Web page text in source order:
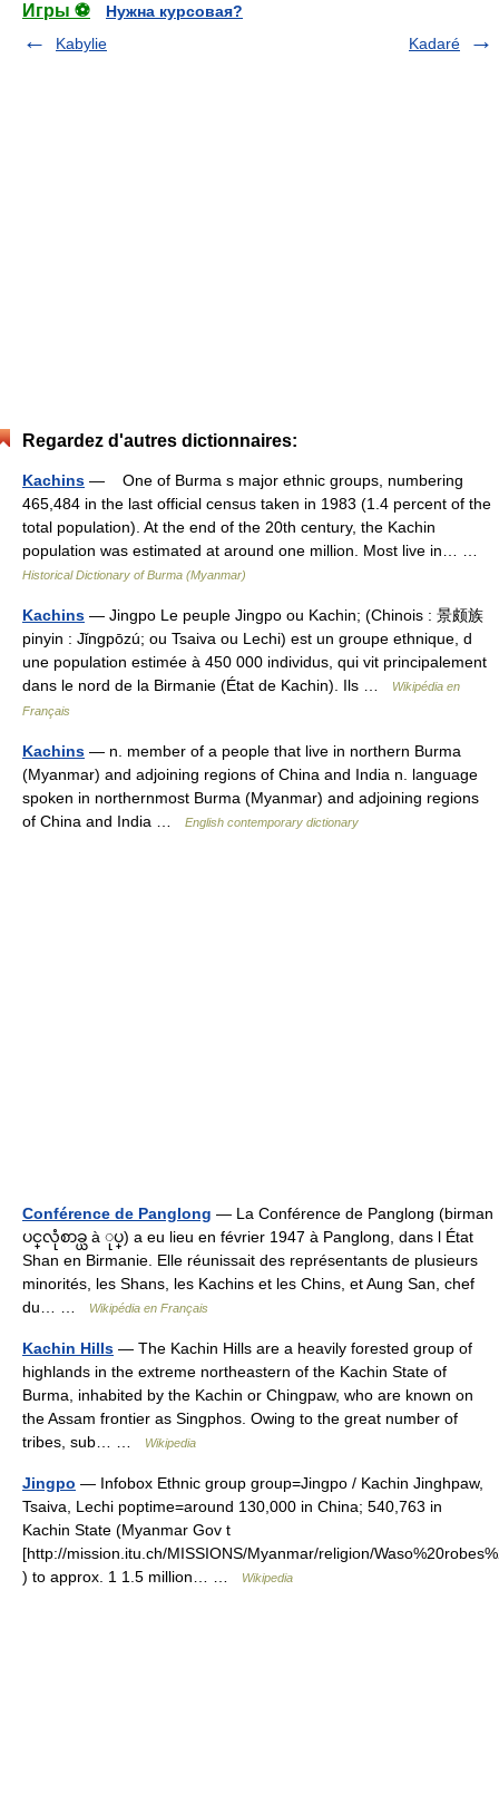
Игры ⚽
Нужна курсовая?
Kabylie
Kadaré
Regardez d'autres dictionnaires:
Kachins — One of Burma s major ethnic groups, numbering
465,484 in the last official census taken in 1983 (1.4 percent of the
total population). At the end of the 20th century, the Kachin
population was estimated at around one million. Most live in… …
Historical Dictionary of Burma (Myanmar)
Kachins — Jingpo Le peuple Jingpo ou Kachin; (Chinois : 景颇族
pinyin : Jǐngpōzú; ou Tsaiva ou Lechi) est un groupe ethnique, d
une population estimée à 450 000 individus, qui vit principalement
dans le nord de la Birmanie (État de Kachin). Ils …
Wikipédia en
Français
Kachins — n. member of a people that live in northern Burma
(Myanmar) and adjoining regions of China and India n. language
spoken in northernmost Burma (Myanmar) and adjoining regions
of China and India …
English contemporary dictionary
Conférence de Panglong — La Conférence de Panglong (birman
ပင္‌လုံစာခ္ယ à ုပ္‌) a eu lieu en février 1947 à Panglong, dans l État
Shan en Birmanie. Elle réunissait des représentants de plusieurs
minorités, les Shans, les Kachins et les Chins, et Aung San, chef
du… …
Wikipédia en Français
Kachin Hills — The Kachin Hills are a heavily forested group of
highlands in the extreme northeastern of the Kachin State of
Burma, inhabited by the Kachin or Chingpaw, who are known on
the Assam frontier as Singphos. Owing to the great number of
tribes, sub… …
Wikipedia
Jingpo — Infobox Ethnic group group=Jingpo / Kachin Jinghpaw,
Tsaiva, Lechi poptime=around 130,000 in China; 540,763 in
Kachin State (Myanmar Gov t
[http://mission.itu.ch/MISSIONS/Myanmar/religion/
) to approx. 1 1.5 million… …
Wikipedia